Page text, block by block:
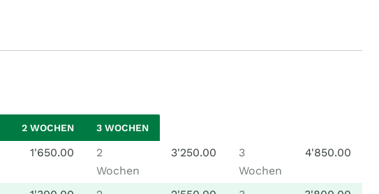
2 WOCHEN 3 WOCHEN
1'650.00
2
Wochen
3'250.00
3
Wochen
4'850.00